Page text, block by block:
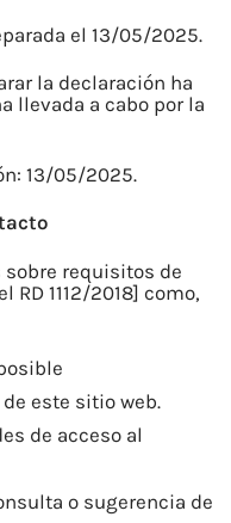
el 13/05/2025.
la declaración ha
llevada a cabo por la
13/05/2025.
requisitos de
1112/2018] como,
este sitio web.
de acceso al
o sugerencia de